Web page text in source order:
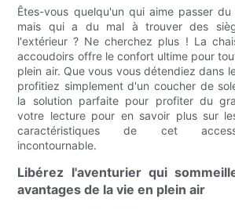
Êtes-vous quelqu'un qui aime passer
mais qui a du mal à trouver des
l'extérieur ? Ne cherchez plus ! La
accoudoirs offre le confort ultime pour
plein air. Que vous vous détendiez dans
profitiez simplement d'un coucher de
la solution parfaite pour profiter du
votre lecture pour en savoir plus sur
caractéristiques de cet
incontournable.
Libérez l'aventurier qui
avantages de la vie en plein air